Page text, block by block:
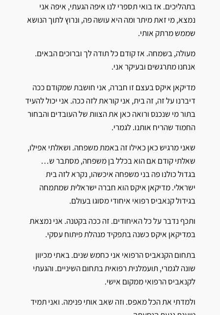
בתהליכים. אז בואי תספרי לנו איפה הגעתי, איפה אני
נמצא, מי זאת מיתר ומה היא עושה פה, ונרוץ לתוך הנושא
שממש מרתק אותי.
מעולה, בשמחה. אז קודם כל תודה לך וברוכים הבאים.
אנחנו מתרגשים ובעיקר אני.
מדיקאן איקס בעצם זו חברה, אני חושבת שמקודם ככה
דיברנו על זה, זה בית, אני קוראת לזה ככה. אני יכול להעיד
בתור מי שנכנס ורואה כאן את הצוות של העובדים והבחור
החמוד שהריח אותנו. לגמרי.
שאני מרגיש כאן כאילו זה באמת משפחה. ושאלתי אפילו,
שאלתי קודם אם הוא בכלל בן משפחה, מסתבר ש…
בגדול כולנו פה בני משפחה איכשהו, נקרא לזה בית
ישראלי. מדיקאן איקס הוא חברה ישראלית שמתמחה
בגידול קנאביס רפואי איחודי מסוגו בעולם.
ותכף נדבר על כל האיחודים. זה ככה בקטנה. אני נמצאת
במדיקאן איקס כשנה בתפקיד מנהלת פיתוח עסקי.
בתחום הקנאביס הרפואי אני כחמש שנים. באתי מכיוון
שונה לגמרי, תועמלנית רפואית בתחום השיניים. והגעתי
לקנאביס הרפואי ממקום אישי.
ולמדתי את הכל מאפס. וזה שאב אותי פנימה. ואני תמיד